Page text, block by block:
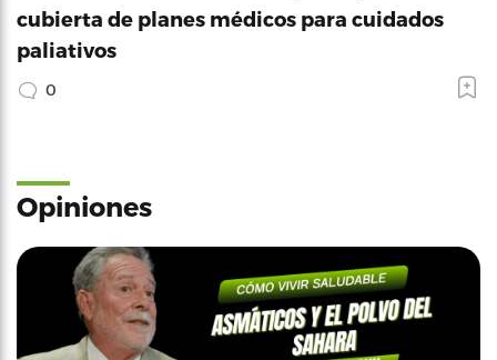
cubierta de planes médicos para cuidados
paliativos
0
Opiniones